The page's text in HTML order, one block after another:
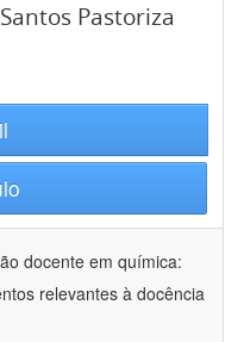
Pastoriza
docente em química:
relevantes à docência